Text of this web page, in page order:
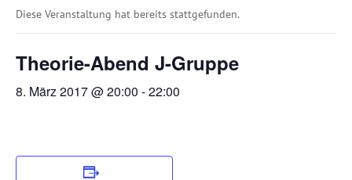
Diese Veranstaltung hat bereits stattgefunden.
Theorie-Abend J-Gruppe
8. März 2017 @ 20:00 -22:00